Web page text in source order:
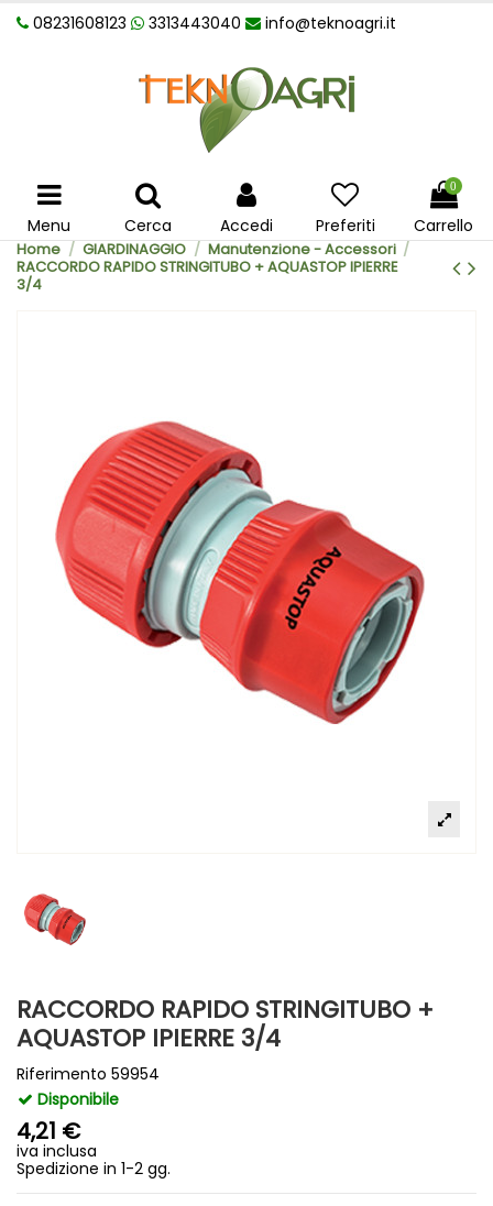
08231608123 3313443040 info@teknoagri.it
Menu Cerca Accedi Preferiti
0
Carrello
Home GIARDINAGGIO
Manutenzione - Accessori
RACCORDO RAPIDO STRINGITUBO + AQUASTOP IPIERRE
3/4
RACCORDO RAPIDO STRINGITUBO +
AQUASTOP IPIERRE 3/4
Riferimento 59954
Disponibile
4,21 €
iva inclusa
Spedizione in 1-2 gg.